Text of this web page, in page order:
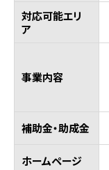
対応可能エリ
ア
事業内容
補助金・助成金
ホームページ